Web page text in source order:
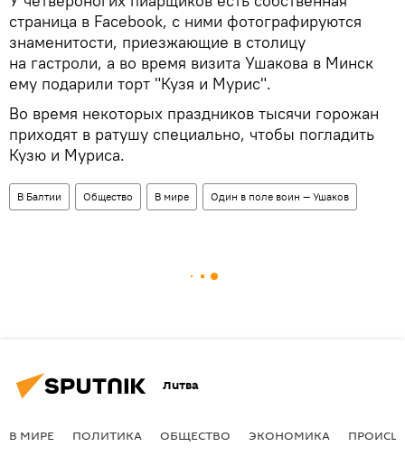
страница в Facebook, с ними фотографируются
знаменитости, приезжающие в столицу
на гастроли, а во время визита Ушакова в Минск
ему подарили торт "Кузя и Мурис".
Во время некоторых праздников тысячи горожан
приходят в ратушу специально, чтобы погладить
Кузю и Муриса.
В Балтии Общество В мире Один в поле воин — Ушаков
Литва
В МИРЕ ПОЛИТИКА ОБЩЕСТВО ЭКОНОМИКА